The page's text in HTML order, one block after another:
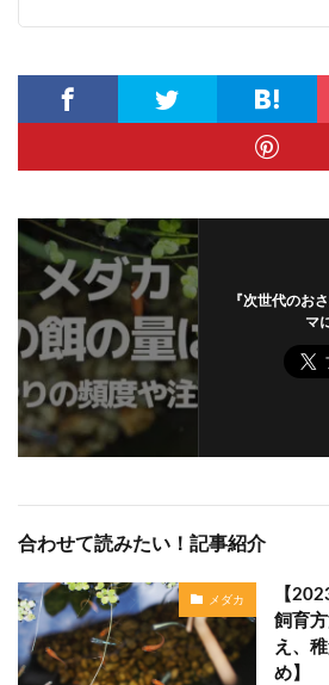
『次世代のお
マ
合わせて読みたい！記事紹介
メダカ
【
飼育
え、
め】